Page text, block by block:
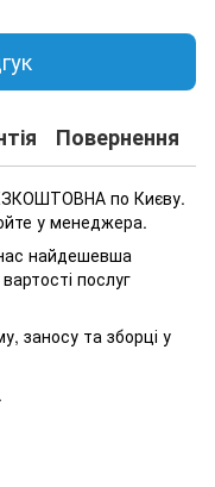
Повернення
по Києву.
у менеджера.
найдешевша
послуг
заносу та зборці у